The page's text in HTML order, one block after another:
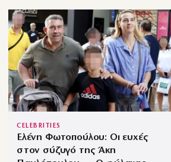
CELEBRITIES
Ελένη Φωτοπούλου: Οι ευχές
στον σύζυγό της Άκη